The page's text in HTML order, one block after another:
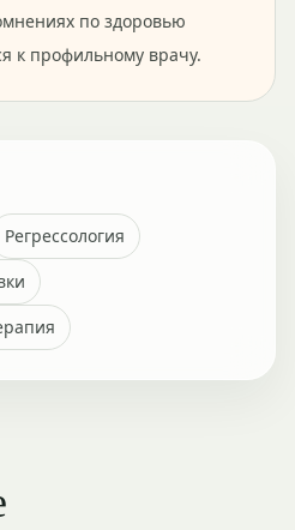
по здоровью
к профильному врачу.
Регрессология